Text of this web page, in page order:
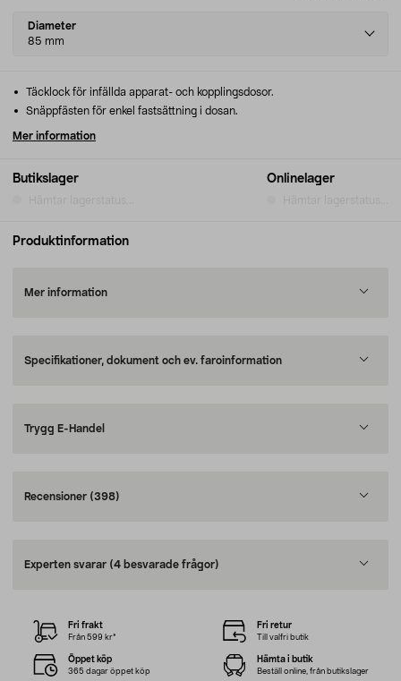
Select
variant
Diameter
85 mm
Butikslager Onlinelager
Täcklock för infällda apparat- och kopplingsdosor.
Snäppfästen för enkel fastsättning i dosan.
Mer information
Produktinformation
Mer information
Specifikationer, dokument och ev. faroinformation
Trygg E-Handel
Recensioner (398)
Experten svarar (4 besvarade frågor)
Fri frakt
Från 599 kr*
Fri retur
Till valfri butik
Öppet köp
365 dagar öppet köp
Hämta i butik
Beställ online, från butikslager